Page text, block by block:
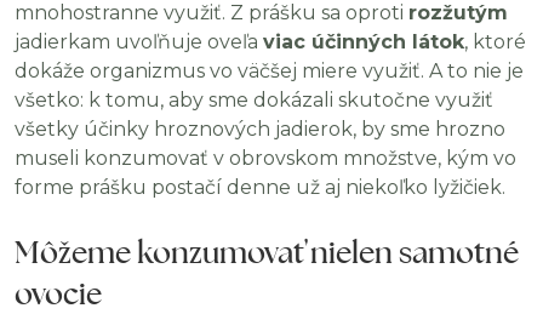
mnohostranne využiť. Z prášku sa oproti rozžutým
jadierkam uvoľňuje oveľa viac účinných látok, ktoré
dokáže organizmus vo väčšej miere využiť. A to nie je
všetko: k tomu, aby sme dokázali skutočne využiť
všetky účinky hroznových jadierok, by sme hrozno
museli konzumovať v obrovskom množstve, kým vo
forme prášku postačí denne už aj niekoľko lyžičiek.
Môžeme konzumovať nielen samotné
ovocie